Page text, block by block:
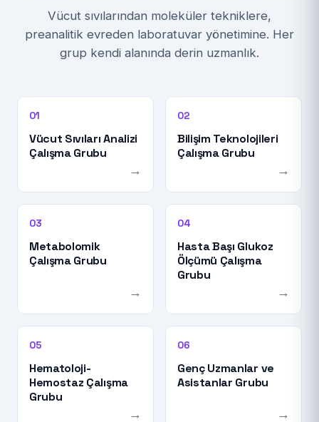
Vücut sıvılarından moleküler tekniklere,
preanalitik evreden laboratuvar yönetimine. Her
grup kendi alanında derin uzmanlık.
01
Vücut Sıvıları Analizi
Çalışma Grubu
→
02
Bilişim Teknolojileri
Çalışma Grubu
→
03
Metabolomik
Çalışma Grubu
→
04
Hasta Başı Glukoz
Ölçümü Çalışma
Grubu
→
05
Hematoloji-
Hemostaz Çalışma
Grubu
→
06
Genç Uzmanlar ve
Asistanlar Grubu
→